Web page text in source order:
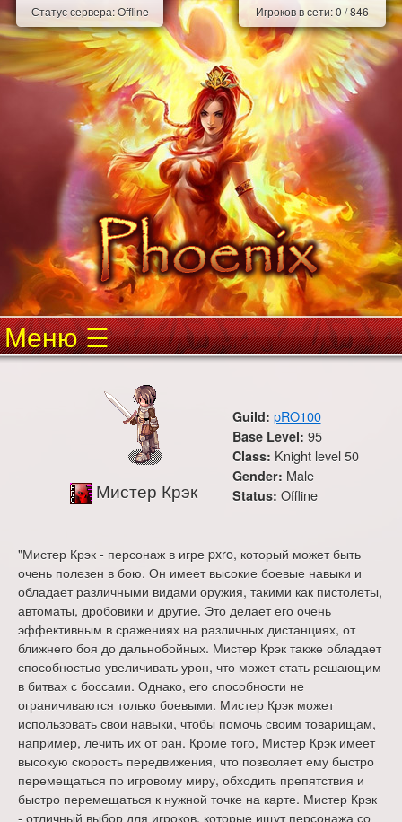
Статус сервера:Offline Игроков в сети:0 /846
Меню
Мистер Крэк
Guild: pRO100
Base Level: 95
Class: Knight level 50
Gender: Male
Status: Offline
"Мистер Крэк - персонаж в игре pxro, который может быть
очень полезен в бою. Он имеет высокие боевые навыки и
обладает различными видами оружия, такими как пистолеты,
автоматы, дробовики и другие. Это делает его очень
эффективным в сражениях на различных дистанциях, от
ближнего боя до дальнобойных. Мистер Крэк также обладает
способностью увеличивать урон, что может стать решающим
в битвах с боссами. Однако, его способности не
ограничиваются только боевыми. Мистер Крэк может
использовать свои навыки, чтобы помочь своим товарищам,
например, лечить их от ран. Кроме того, Мистер Крэк имеет
высокую скорость передвижения, что позволяет ему быстро
перемещаться по игровому миру, обходить препятствия и
быстро перемещаться к нужной точке на карте. Мистер Крэк
- отличный выбор для игроков, которые ищут персонажа со